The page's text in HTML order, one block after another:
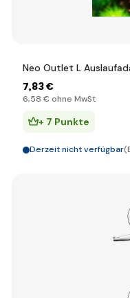
Neo Outlet L
7,83 €
6,58 € ohne MwSt
+ 7 Punkte
Derzeit nicht verfügbar